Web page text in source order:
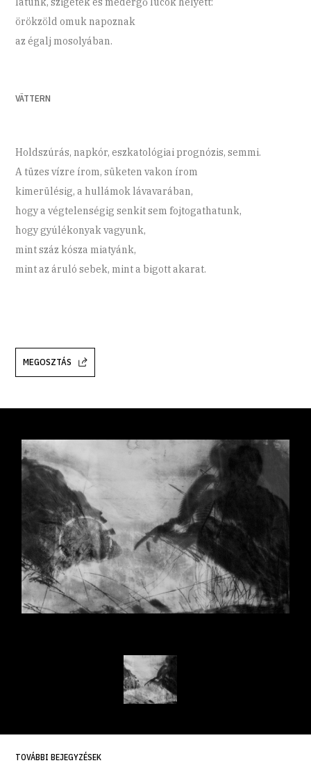
örökzöld omuk napoznak
az égalj mosolyában.
VÄTTERN
Holdszúrás, napkór, eszkatológiai prognózis, semmi.
A tüzes vízre írom, süketen vakon írom
kimerülésig, a hullámok lávavarában,
hogy a végtelenségig senkit sem fojtogathatunk,
hogy gyúlékonyak vagyunk,
mint száz kósza miatyánk,
mint az áruló sebek, mint a bigott akarat.
MEGOSZTÁS
TOVÁBBI BEJEGYZÉSEK